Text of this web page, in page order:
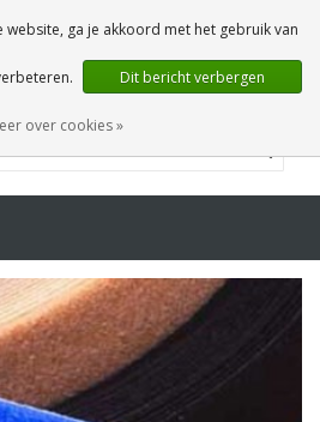
0 Artikelen
ga je akkoord met het gebruik van
Dit bericht verbergen
over cookies »